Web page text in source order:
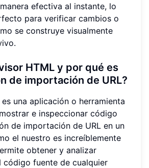
efectiva al instante, lo
para verificar cambios o
se construye visualmente
HTML y por qué es
de importación de URL?
es una aplicación o herramienta
e inspeccionar código
de importación de URL en un
el nuestro es increíblemente
obtener y analizar
código fuente de cualquier